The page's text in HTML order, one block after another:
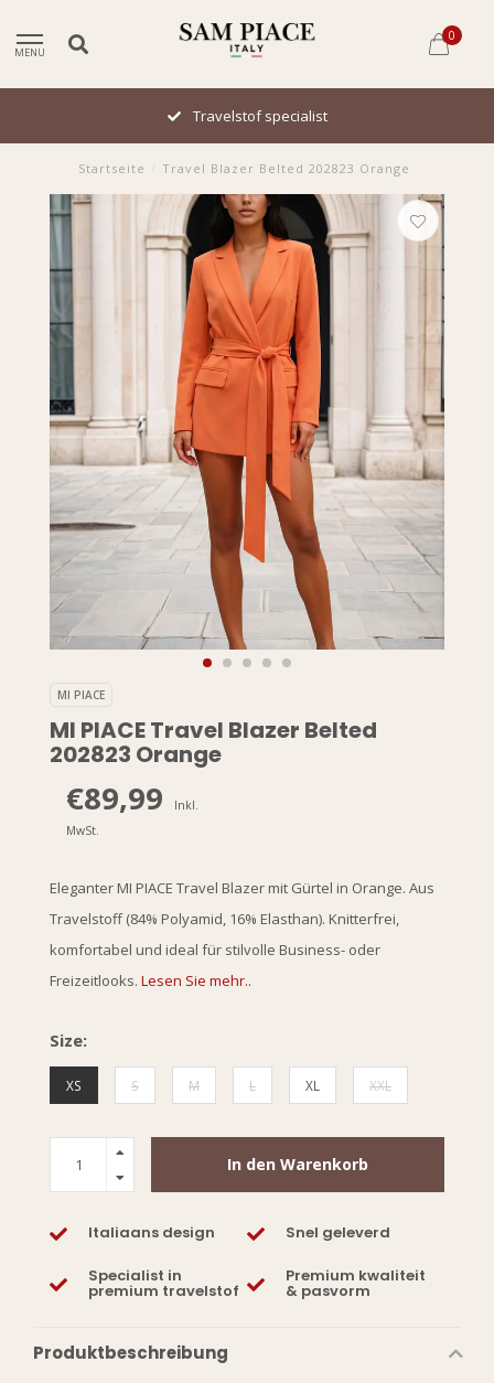
MENU
0
Travelstof specialist
Startseite Travel Blazer Belted 202823 Orange
MI PIACE
MI PIACE Travel Blazer Belted
202823 Orange
€89,99
Inkl.
MwSt.
Eleganter MI PIACE Travel Blazer mit Gürtel in Orange. Aus
Travelstoff (84% Polyamid, 16% Elasthan). Knitterfrei,
komfortabel und ideal für stilvolle Business- oder
Freizeitlooks. Lesen Sie mehr..
Size:
XS S M L XL XXL
In den Warenkorb
Italiaans design Snel geleverd
Specialist in
premium travelstof
Premium kwaliteit
& pasvorm
Produktbeschreibung